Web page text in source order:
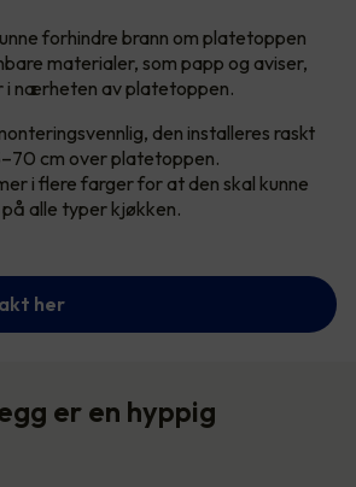
forhindre brann om platetoppen
materialer, som papp og aviser,
i nærheten av platetoppen.
den installeres raskt
cm over platetoppen.
i flere farger for at den skal kunne
alle typer kjøkken.
her
er en hyppig